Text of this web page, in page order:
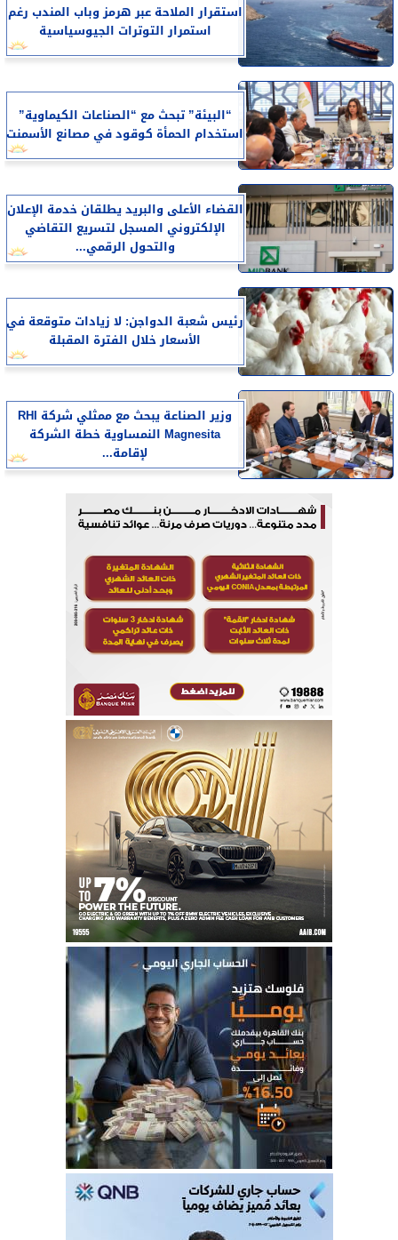
استقرار الملاحة عبر هرمز وباب المندب رغم
استمرار التوترات الجيوسياسية
“البيئة” تبحث مع “الصناعات الكيماوية”
استخدام الحمأة كوقود في مصانع الأسمنت
القضاء الأعلى والبريد يطلقان خدمة الإعلان
الإلكتروني المسجل لتسريع التقاضي
والتحول الرقمي...
رئيس شعبة الدواجن: لا زيادات متوقعة في
الأسعار خلال الفترة المقبلة
وزير الصناعة يبحث مع ممثلي شركة RHI
Magnesita النمساوية خطة الشركة
لإقامة...